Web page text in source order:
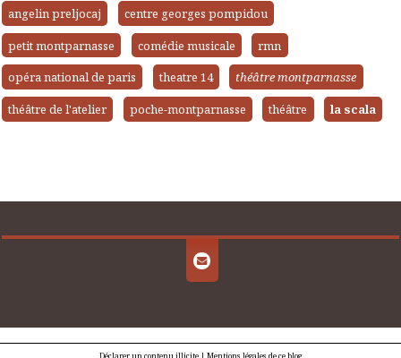
angelin preljocaj
centre georges pompidou
petit montparnasse
comédie musicale
rmn
opéra national de paris
theatre 14
théâtre montparnasse
théâtre de l'atelier
poche-montparnasse théâtre la scala
Déclarer un contenu illicite | Mentions légales de ce blog